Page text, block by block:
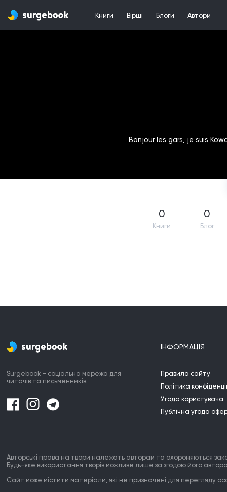
Книги Вірші Блоги Автори
Bonjour les gars, je suis
0
Книги
0
Блог
Surgebook - соціальна мережа для
читачів та письменників.
ІНФОРМАЦІЯ
Правила сайту
Політика
Угода користувача
Публічна угода
Авторські права на твори належать авторам та охороняються
Будь-яке використання творів можливе лише за згодою його
Сайт може містити матеріали, які не призначені для перегляду